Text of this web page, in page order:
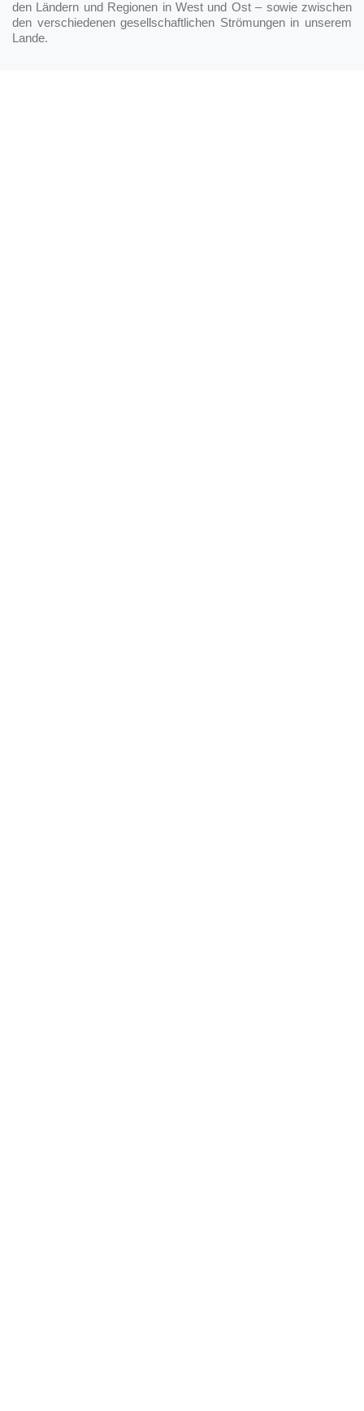
den Ländern und Regionen in West und Ost – sowie zwischen
den verschiedenen gesellschaftlichen Strömungen in unserem
Lande.